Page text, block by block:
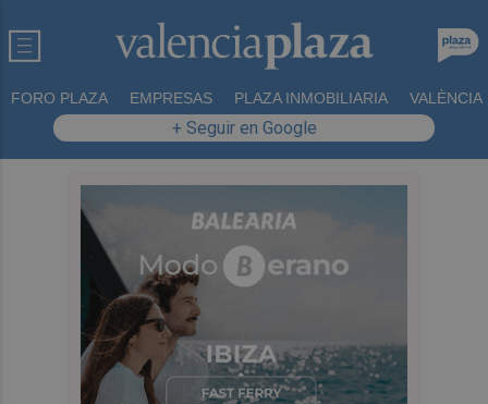
FORO PLAZA EMPRESAS PLAZA INMOBILIARIA VALÈNCIA
+ Seguir en Google